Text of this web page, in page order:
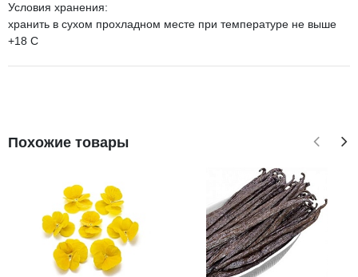
Условия хранения:
хранить в сухом прохладном месте при температуре не выше
+18 C
Похожие товары